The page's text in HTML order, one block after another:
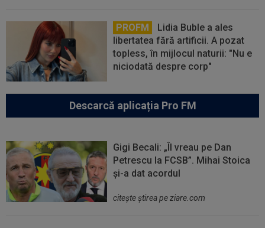
PROFM
Lidia Buble a ales
libertatea fără artificii. A pozat
topless, în mijlocul naturii: "Nu e
niciodată despre corp"
Descarcă aplicația Pro FM
Gigi Becali: „Îl vreau pe Dan
Petrescu la FCSB”. Mihai Stoica
și-a dat acordul
citeşte ştirea pe ziare.com